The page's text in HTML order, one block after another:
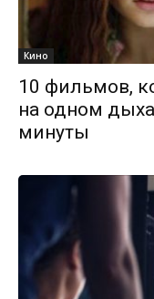
Кино
10 фильмов,
на одном
минуты